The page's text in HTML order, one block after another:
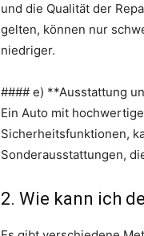
und die Qualität der
gelten, können nur
niedriger.
#### e) **Ausstattung
Ein Auto mit
Sicherheitsfunktionen,
Sonderausstattungen,
2. Wie kann ich